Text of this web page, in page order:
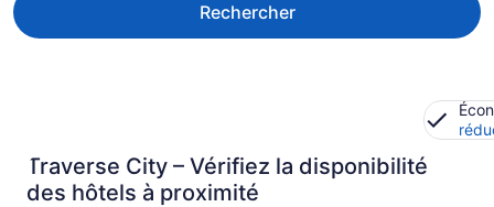
Rechercher
Traverse City – Vérifiez la disponibilité
des hôtels à proximité